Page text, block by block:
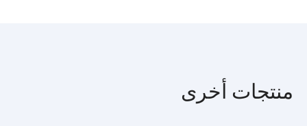
منتجات أخرى